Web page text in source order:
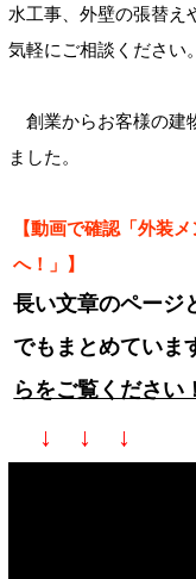
水工事、外壁の張替え
気軽にご相談ください。
創業からお客様の建
ました。
【動画で確認「外装
へ！」】
長い文章のページ
でもまとめていま
らをご覧ください！
↓ ↓ ↓